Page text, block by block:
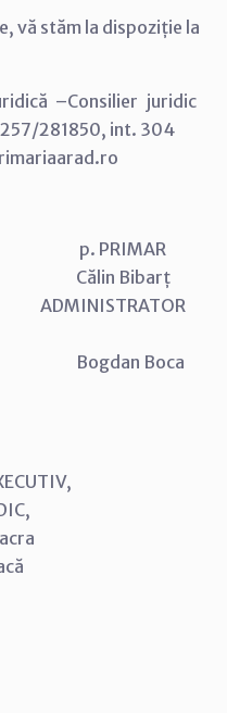
vă stăm la dispoziție la
–Consilier juridic
281850, int. 304
Boca